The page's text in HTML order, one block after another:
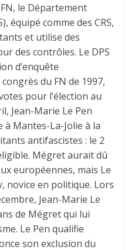
le Département
équipé comme des CRS,
et utilise des
des contrôles. Le DPS
d’enquête
du FN de 1997,
pour l’élection au
Jean-Marie Le Pen
Mantes-La-Jolie à la
antifascistes : le 2
Mégret aurait dû
européennes, mais Le
novice en politique. Lors
Jean-Marie Le
de Mégret qui lui
Le Pen qualifie
son exclusion du